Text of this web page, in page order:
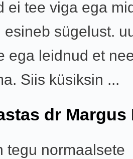
ei tee viga ega
esineb sügelust.
ega leidnud et
Siis küsiksin ...
dr Margus
tegu normaalsete